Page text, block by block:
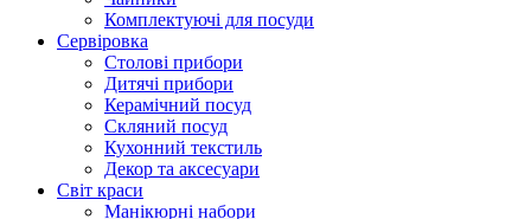
Комплектуючі для посуди
Сервіровка
Столові прибори
Дитячі прибори
Керамічний посуд
Скляний посуд
Кухонний текстиль
Декор та аксесуари
Світ краси
Манікюрні набори